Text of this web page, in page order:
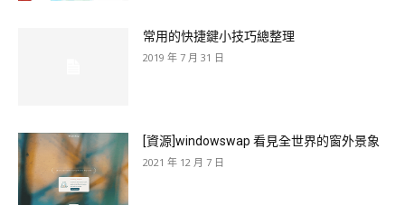
常用的快捷鍵小技巧總整理
2019 年 7 月 31 日
[資源]windowswap 看見全世界的窗外景象
2021 年 12 月 7 日